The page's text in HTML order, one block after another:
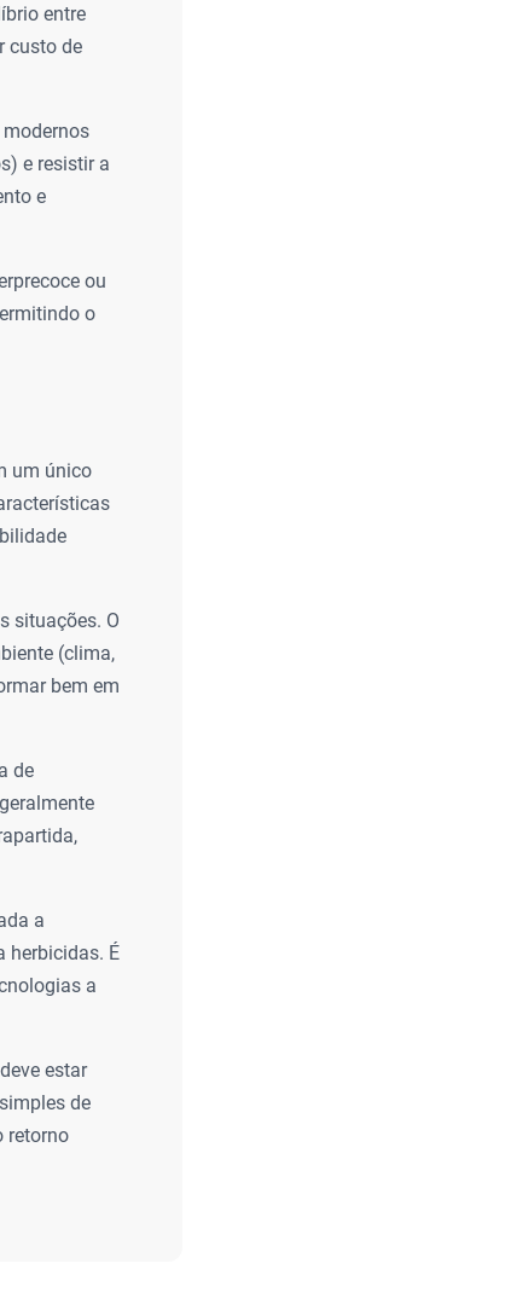
entre
custo de
e resistir a
e
ou
o
um único
situações. O
(clima,
bem em
de
a
herbicidas. É
a
estar
de
retorno